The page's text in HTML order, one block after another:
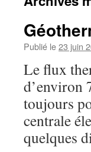
Publié le23 juin
Le flux
d’environ
toujours
centrale
quelques